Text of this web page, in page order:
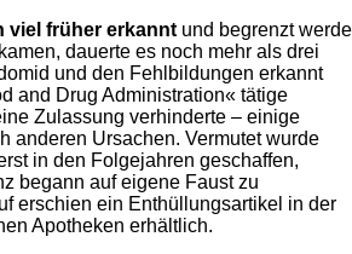
viel früher erkannt und begrenzt
dauerte es noch mehr als drei
und den Fehlbildungen erkannt
and Drug Administration« tätige
Zulassung verhinderte – einige
anderen Ursachen. Vermutet wurde
in den Folgejahren geschaffen,
begann auf eigene Faust zu
erschien ein Enthüllungsartikel in der
Apotheken erhältlich.